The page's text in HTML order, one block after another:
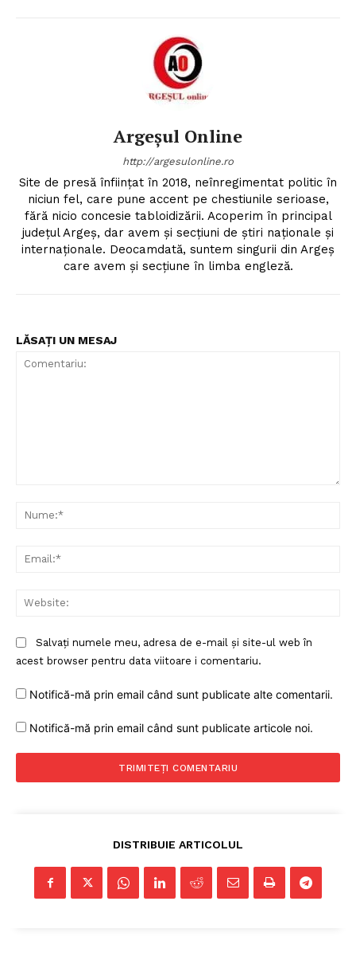
Argeșul Online
http://argesulonline.ro
Site de presă înfiinţat în 2018, neînregimentat politic în
niciun fel, care pune accent pe chestiunile serioase,
fără nicio concesie tabloidizării. Acoperim în principal
judeţul Argeş, dar avem şi secţiuni de ştiri naţionale şi
internaţionale. Deocamdată, suntem singurii din Argeş
care avem şi secţiune în limba engleză.
LĂSAȚI UN MESAJ
Salvați numele meu, adresa de e-mail și site-ul web în
acest browser pentru data viitoare i comentariu.
Notifică-mă prin email când sunt publicate alte comentarii.
Notifică-mă prin email când sunt publicate articole noi.
DISTRIBUIE ARTICOLUL